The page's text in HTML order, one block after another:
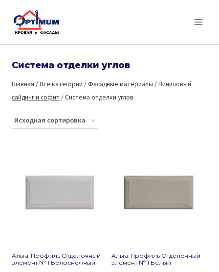
Перейти
Система отделки углов
Главная /Все категории /Фасадные материалы /Виниловый
сайдинг и софит /Система отделки углов
Альта-Профиль Отделочный
элемент № 1 Белоснежный
Альта-Профиль Отделочный
элемент № 1 Белый